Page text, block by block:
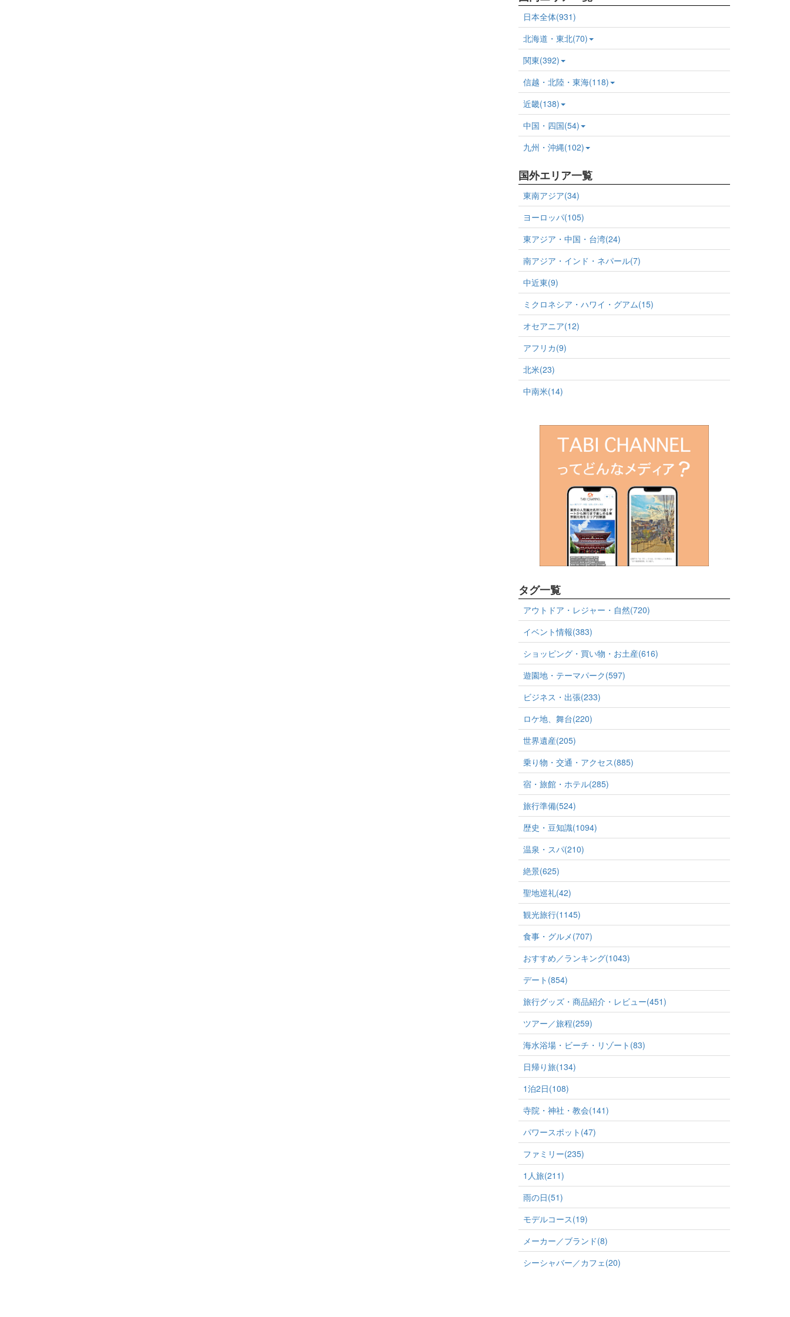
日本全体(931)
北海道・東北(70)
関東(392)
信越・北陸・東海(118)
近畿(138)
中国・四国(54)
九州・沖縄(102)
国外エリア一覧
東南アジア(34)
ヨーロッパ(105)
東アジア・中国・台湾(24)
南アジア・インド・ネパール(7)
中近東(9)
ミクロネシア・ハワイ・グアム(15)
オセアニア(12)
アフリカ(9)
北米(23)
中南米(14)
タグ一覧
アウトドア・レジャー・自然(720)
イベント情報(383)
ショッピング・買い物・お土産(616)
遊園地・テーマパーク(597)
ビジネス・出張(233)
ロケ地、舞台(220)
世界遺産(205)
乗り物・交通・アクセス(885)
宿・旅館・ホテル(285)
旅行準備(524)
歴史・豆知識(1094)
温泉・スパ(210)
絶景(625)
聖地巡礼(42)
観光旅行(1145)
食事・グルメ(707)
おすすめ／ランキング(1043)
デート(854)
旅行グッズ・商品紹介・レビュー(451)
ツアー／旅程(259)
海水浴場・ビーチ・リゾート(83)
日帰り旅(134)
1泊2日(108)
寺院・神社・教会(141)
パワースポット(47)
ファミリー(235)
1人旅(211)
雨の日(51)
モデルコース(19)
メーカー／ブランド(8)
シーシャバー／カフェ(20)